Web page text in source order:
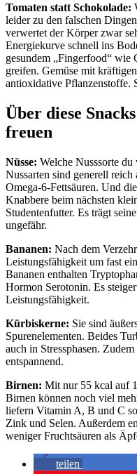
Tomaten statt Schokolade:
leider zu den falschen
verwertet der Körper zwar
Energiekurve schnell ins
gesundem „Fingerfood“ wie
greifen. Gemüse mit
antioxidative Pflanzenstoffe.
Über diese
freuen
Nüsse: Welche Nusssorte
Nussarten sind generell
Omega-6-Fettsäuren. Und
Knabbere beim nächsten
Studentenfutter. Es trägt
ungefähr.
Bananen: Nach dem
Leistungsfähigkeit um fast
Bananen enthalten
Hormon Serotonin. Es
Leistungsfähigkeit.
Kürbiskerne: Sie sind
Spurenelementen. Beides
auch in Stressphasen.
entspannend.
Birnen: Mit nur 55 kcal auf
Birnen können noch viel
liefern Vitamin A, B und C
Zink und Selen. Außerdem
weniger Fruchtsäuren als
teilen